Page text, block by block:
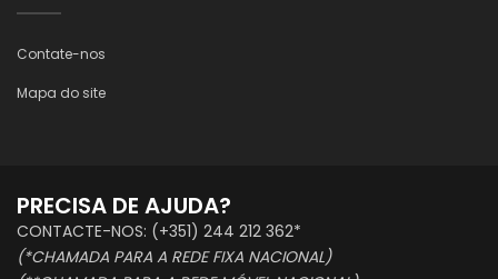
Contate-nos
Mapa do site
PRECISA DE AJUDA?
CONTACTE-NOS: (+351) 244 212 362*
(*CHAMADA PARA A REDE FIXA NACIONAL)